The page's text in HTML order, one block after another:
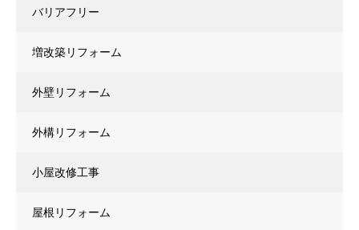
バリアフリー
増改築リフォーム
外壁リフォーム
外構リフォーム
小屋改修工事
屋根リフォーム